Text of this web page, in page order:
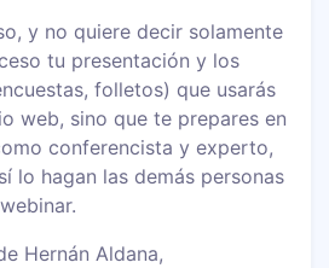
y no quiere decir solamente
tu presentación y los
folletos) que usarás
web, sino que te prepares en
conferencista y experto,
lo hagan las demás personas
Hernán Aldana,